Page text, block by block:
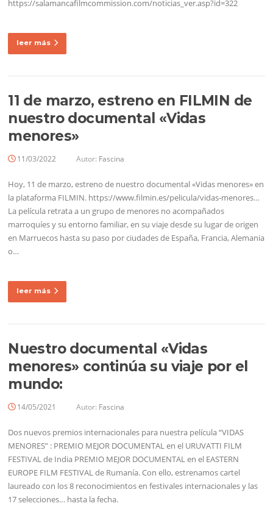
https://salamancafilmcommission.com/noticias_ver.asp?id=322
leer más
11 de marzo, estreno en FILMIN de
nuestro documental «Vidas
menores»
11/03/2022 Autor: Fascina
Hoy, 11 de marzo, estreno de nuestro documental «Vidas menores» en
la plataforma FILMIN. https://www.filmin.es/pelicula/vidas-menores…
La película retrata a un grupo de menores no acompañados
marroquíes y su entorno familiar, en su viaje desde su lugar de origen
en Marruecos hasta su paso por ciudades de España, Francia, Alemania
o…
leer más
Nuestro documental «Vidas
menores» continúa su viaje por el
mundo:
14/05/2021 Autor: Fascina
Dos nuevos premios internacionales para nuestra película “VIDAS
MENORES” : PREMIO MEJOR DOCUMENTAL en el URUVATTI FILM
FESTIVAL de India PREMIO MEJOR DOCUMENTAL en el EASTERN
EUROPE FILM FESTIVAL de Rumanía. Con ello, estrenamos cartel
laureado con los 8 reconocimientos en festivales internacionales y las
17 selecciones… hasta la fecha.